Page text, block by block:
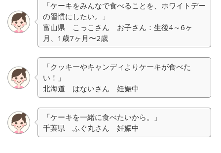
「ケーキをみんなで食べることを、ホワイトデー
の習慣にしたい。」
富山県 こっこさん お子さん：生後4～6ヶ
月、1歳7ヶ月〜2歳
「クッキーやキャンディよりケーキが食べた
い！」
北海道 はないさん 妊娠中
「ケーキを一緒に食べたいから。」
千葉県 ふぐ丸さん 妊娠中